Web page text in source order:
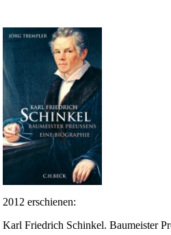
2012 erschienen:
Karl Friedrich Schinkel. Baumeister